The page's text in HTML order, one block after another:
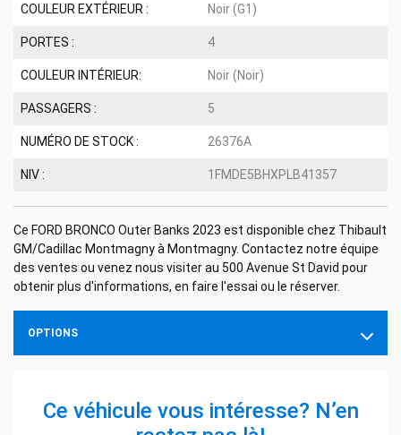
COULEUR EXTÉRIEUR : Noir (G1)
PORTES : 4
COULEUR INTÉRIEUR: Noir (Noir)
PASSAGERS : 5
NUMÉRO DE STOCK : 26376A
NIV : 1FMDE5BHXPLB41357
Ce FORD BRONCO Outer Banks 2023 est disponible chez Thibault
GM/Cadillac Montmagny à Montmagny. Contactez notre équipe
des ventes ou venez nous visiter au 500 Avenue St David pour
obtenir plus d'informations, en faire l'essai ou le réserver.
OPTIONS
Ce véhicule vous intéresse? N’en